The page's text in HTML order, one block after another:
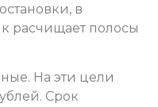
в
расчищает полосы
На эти цели
Срок